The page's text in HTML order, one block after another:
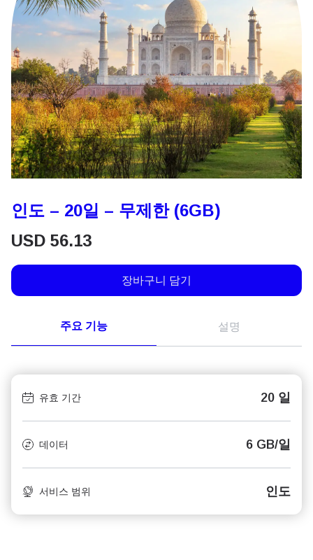
인도 – 20일 – 무제한 (6GB)
USD 56.13
장바구니 담기
주요 기능 설명
유효 기간 20 일
데이터 6 GB/일
서비스 범위 인도